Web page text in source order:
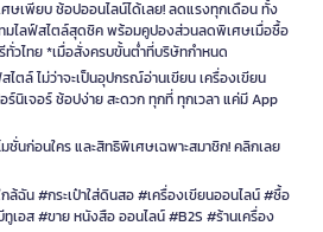
ษเพียบ ช้อปออนไลน์ได้เลย! ลดแรงทุกเดือน ทั้ง
มไลฟ์สไตล์สุดชิค พร้อมคูปองส่วนลดพิเศษเมื่อซื้อ
ทั่วไทย *เมื่อสั่งครบขั้นต่ำที่บริษัทกำหนด
ตล์ ไม่ว่าจะเป็นอุปกรณ์อ่านเขียน เครื่องเขียน
นิเจอร์ ช้อปง่าย สะดวก ทุกที่ ทุกเวลา แค่มี App
ชั่นก่อนใคร และสิทธิพิเศษเฉพาะสมาชิก! คลิกเลย
ฉัน #กระเป๋าใส่ดินสอ #เครื่องเขียนออนไลน์ #ซื้อ
เอส #ขาย หนังสือ ออนไลน์ #B2S #ร้านเครื่อง